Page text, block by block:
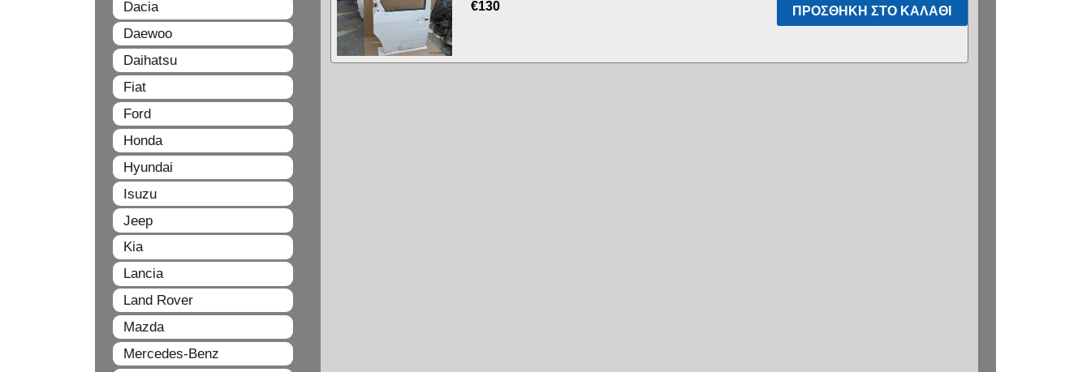
€130 ΠΡΟΣΘΉΚΗ ΣΤΟ ΚΑΛΆΘΙ
Dacia
Daewoo
Daihatsu
Fiat
Ford
Honda
Hyundai
Isuzu
Jeep
Kia
Lancia
Land Rover
Mazda
Mercedes-Benz